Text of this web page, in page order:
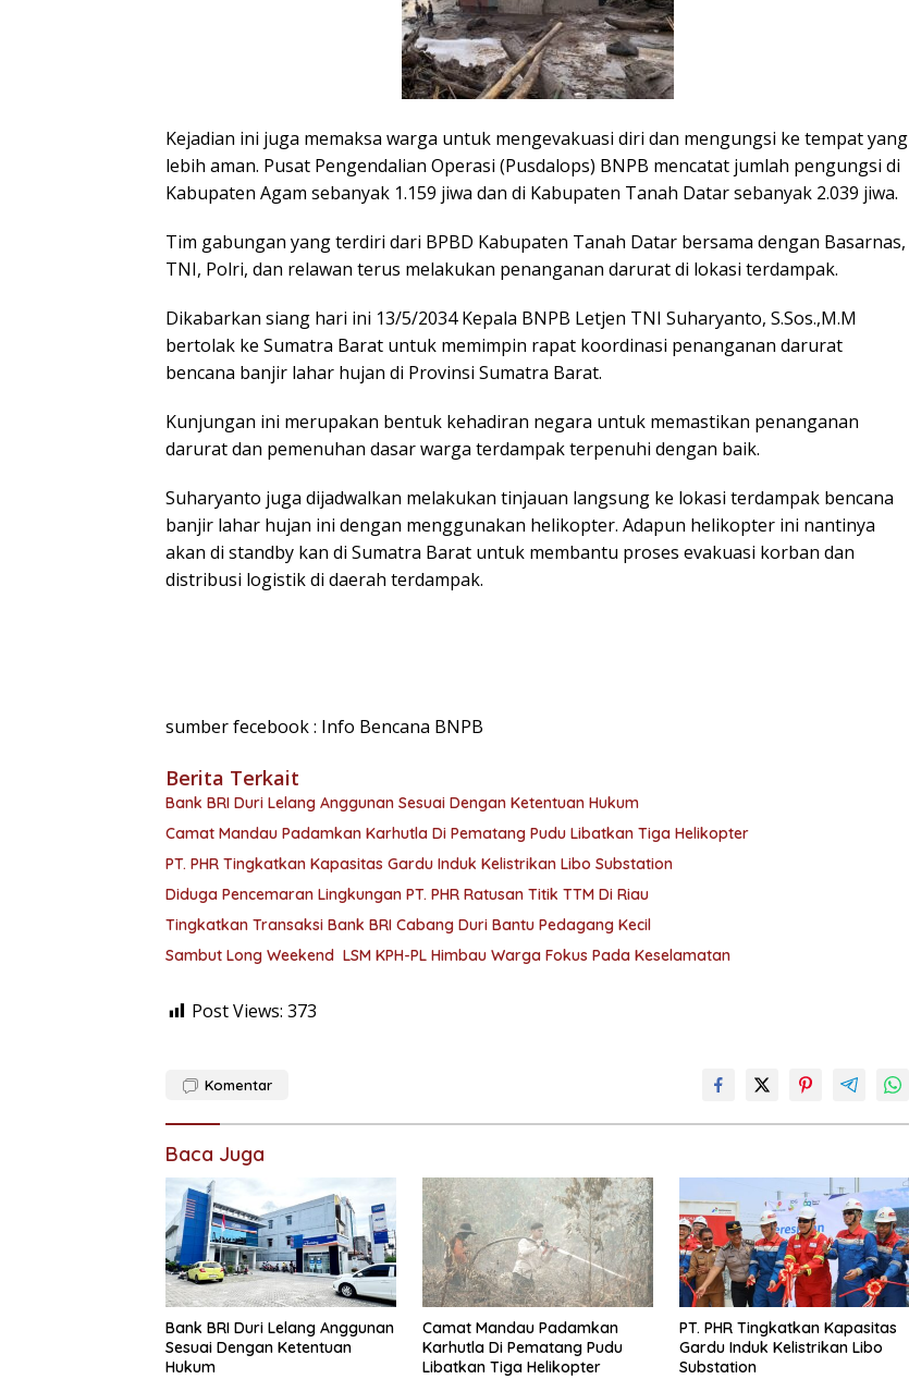
Kejadian ini juga memaksa warga untuk mengevakuasi diri dan mengungsi ke tempat yang
lebih aman. Pusat Pengendalian Operasi (Pusdalops) BNPB mencatat jumlah pengungsi di
Kabupaten Agam sebanyak 1.159 jiwa dan di Kabupaten Tanah Datar sebanyak 2.039 jiwa.
Tim gabungan yang terdiri dari BPBD Kabupaten Tanah Datar bersama dengan Basarnas,
TNI, Polri, dan relawan terus melakukan penanganan darurat di lokasi terdampak.
Dikabarkan siang hari ini 13/5/2034 Kepala BNPB Letjen TNI Suharyanto, S.Sos.,M.M
bertolak ke Sumatra Barat untuk memimpin rapat koordinasi penanganan darurat
bencana banjir lahar hujan di Provinsi Sumatra Barat.
Kunjungan ini merupakan bentuk kehadiran negara untuk memastikan penanganan
darurat dan pemenuhan dasar warga terdampak terpenuhi dengan baik.
Suharyanto juga dijadwalkan melakukan tinjauan langsung ke lokasi terdampak bencana
banjir lahar hujan ini dengan menggunakan helikopter. Adapun helikopter ini nantinya
akan di standby kan di Sumatra Barat untuk membantu proses evakuasi korban dan
distribusi logistik di daerah terdampak.
sumber fecebook : Info Bencana BNPB
Berita Terkait
Bank BRI Duri Lelang Anggunan Sesuai Dengan Ketentuan Hukum
Camat Mandau Padamkan Karhutla Di Pematang Pudu Libatkan Tiga Helikopter
PT. PHR Tingkatkan Kapasitas Gardu Induk Kelistrikan Libo Substation
Diduga Pencemaran Lingkungan PT. PHR Ratusan Titik TTM Di Riau
Tingkatkan Transaksi Bank BRI Cabang Duri Bantu Pedagang Kecil
Sambut Long Weekend LSM KPH-PL Himbau Warga Fokus Pada Keselamatan
Post Views: 373
Komentar
Baca Juga
Bank BRI Duri Lelang Anggunan
Sesuai Dengan Ketentuan
Hukum
Camat Mandau Padamkan
Karhutla Di Pematang Pudu
Libatkan Tiga Helikopter
PT. PHR Tingkatkan Kapasitas
Gardu Induk Kelistrikan Libo
Substation